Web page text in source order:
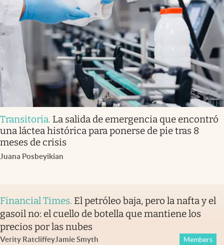
Transitoria. La salida de emergencia que encontró
una láctea histórica para ponerse de pie tras 8
meses de crisis
Juana Posbeyikian
Financial Times. El petróleo baja, pero la nafta y el
gasoil no: el cuello de botella que mantiene los
precios por las nubes
Verity RatcliffeyJamie Smyth Members